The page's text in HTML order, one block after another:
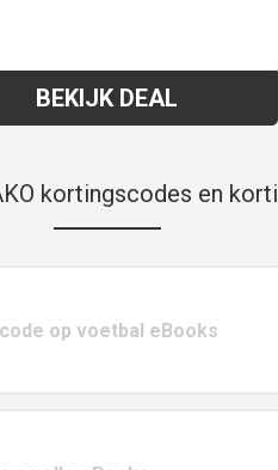
BEKIJK DEAL
kortingscodes en
op voetbal eBooks